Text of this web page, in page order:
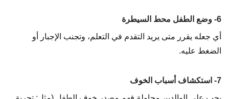
6- وضع الطفل محط السيطرة
أي جعله يقرر متى يريد التقدم في التعلم، وتجنب الإجبار أو
الضغط عليه.
7- استكشاف أسباب الخوف